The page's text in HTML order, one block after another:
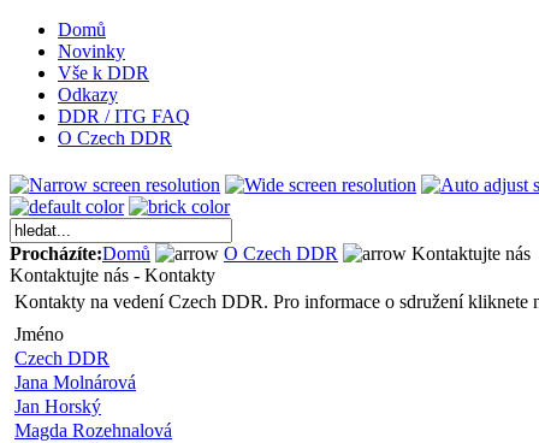
Domů
Novinky
Vše k DDR
Odkazy
DDR / ITG FAQ
O Czech DDR
Procházíte:Domů O Czech DDR
Kontaktujte nás
Kontaktujte nás - Kontakty
Kontakty na vedení Czech DDR. Pro informace o sdružení kliknete
Jméno
Czech DDR
Jana Molnárová
Jan Horský
Magda Rozehnalová